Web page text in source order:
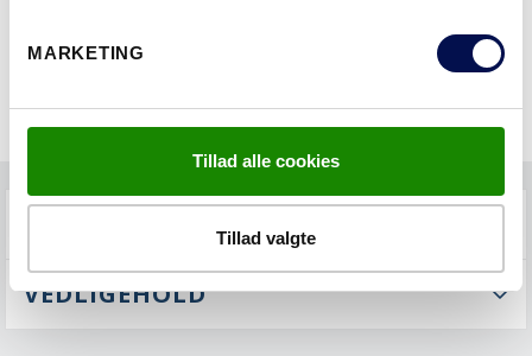
MARKETING
Tillad alle cookies
Tillad valgte
VEDLIGEHOLD